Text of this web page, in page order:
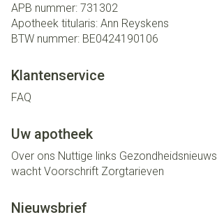
APB nummer: 731302
Apotheek titularis: Ann Reyskens
BTW nummer: BE0424190106
Klantenservice
FAQ
Uw apotheek
Over ons Nuttige links Gezondheidsnieuws
wacht Voorschrift Zorgtarieven
Nieuwsbrief